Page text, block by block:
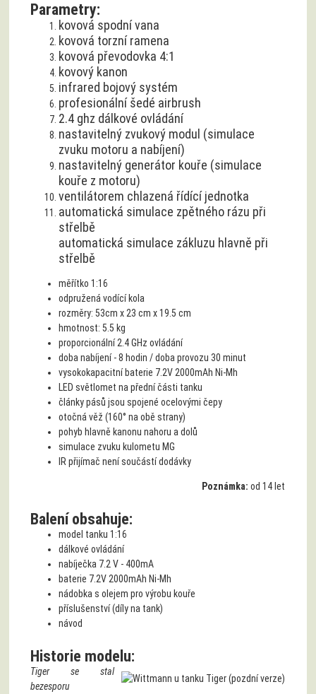
Parametry:
kovová spodní vana
kovová torzní ramena
kovová převodovka 4:1
kovový kanon
infrared bojový systém
profesionální šedé airbrush
2.4 ghz dálkové ovládání
nastavitelný zvukový modul (simulace
zvuku motoru a nabíjení)
nastavitelný generátor kouře (simulace
kouře z motoru)
ventilátorem chlazená řídící jednotka
automatická simulace zpětného rázu při
střelbě
automatická simulace zákluzu hlavně při
střelbě
měřítko 1:16
odpružená vodící kola
rozměry: 53cm x 23 cm x 19.5 cm
hmotnost: 5.5 kg
proporcionální 2.4 GHz ovládání
doba nabíjení - 8 hodin / doba provozu 30 minut
vysokokapacitní baterie 7.2V 2000mAh Ni-Mh
LED světlomet na přední části tanku
články pásů jsou spojené ocelovými čepy
otočná věž (160° na obě strany)
pohyb hlavně kanonu nahoru a dolů
simulace zvuku kulometu MG
IR přijímač není součástí dodávky
Poznámka:od 14 let
Balení obsahuje:
model tanku 1:16
dálkové ovládání
nabíječka 7.2 V - 400mA
baterie 7.2V 2000mAh Ni-Mh
nádobka s olejem pro výrobu kouře
příslušenství (díly na tank)
návod
Historie modelu:
Tiger se stal
bezesporu